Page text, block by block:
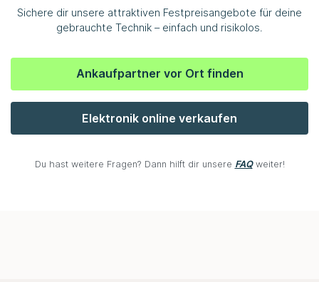
Sichere dir unsere attraktiven Festpreisangebote für deine
gebrauchte Technik – einfach und risikolos.
Ankaufpartner vor Ort finden
Elektronik online verkaufen
Du hast weitere Fragen? Dann hilft dir unsere FAQweiter!